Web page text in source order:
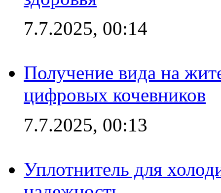
7.7.2025, 00:14
Получение вида на
цифровых кочевников
7.7.2025, 00:13
Уплотнитель для